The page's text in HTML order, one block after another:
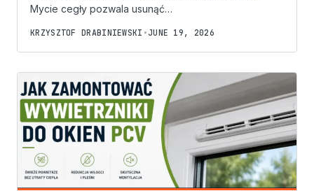
Mycie cegły pozwala usunąć…
KRZYSZTOF DRABINIEWSKI • JUNE 19, 2026